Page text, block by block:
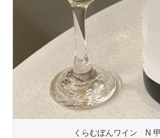
くらむぼんワイン N